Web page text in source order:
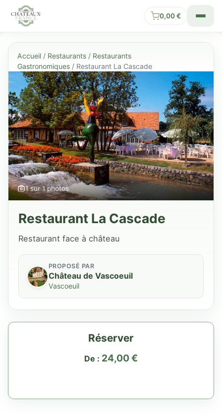
0,00€
Accueil / Restaurants / Restaurants
Gastronomiques / Restaurant La Cascade
1 sur 1 photos
Restaurant La Cascade
Restaurant face à château
PROPOSÉ PAR
Château de Vascoeuil
Vascoeuil
Réserver
De : 24,00€